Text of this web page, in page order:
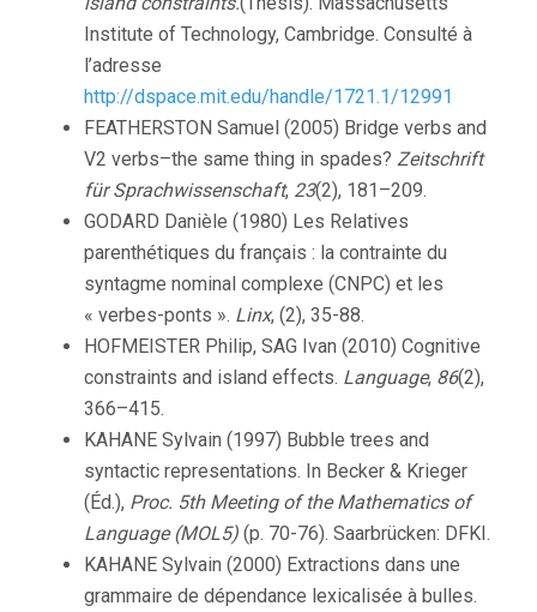
Institute of Technology, Cambridge. Consulté à
l’adresse
http://dspace.mit.edu/handle/1721.1/12991
FEATHERSTON Samuel (2005) Bridge verbs and
V2 verbs–the same thing in spades? Zeitschrift
für Sprachwissenschaft, 23(2), 181–209.
GODARD Danièle (1980) Les Relatives
parenthétiques du français : la contrainte du
syntagme nominal complexe (CNPC) et les
« verbes-ponts ». Linx, (2), 35-88.
HOFMEISTER Philip, SAG Ivan (2010) Cognitive
constraints and island effects. Language, 86(2),
366–415.
KAHANE Sylvain (1997) Bubble trees and
syntactic representations. In Becker & Krieger
(Éd.), Proc. 5th Meeting of the Mathematics of
Language (MOL5) (p. 70-76). Saarbrücken: DFKI.
KAHANE Sylvain (2000) Extractions dans une
grammaire de dépendance lexicalisée à bulles.